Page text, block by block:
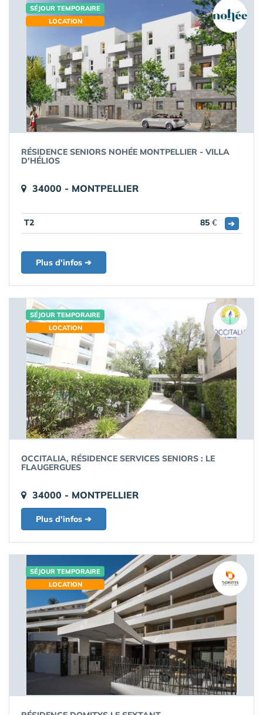
SÉJOUR TEMPORAIRE
LOCATION
RÉSIDENCE SENIORS NOHÉE MONTPELLIER - VILLA
D'HÉLIOS
34000 - MONTPELLIER
T2 85 € ➔
Plus d'infos ➔
SÉJOUR TEMPORAIRE
LOCATION
OCCITALIA, RÉSIDENCE SERVICES SENIORS : LE
FLAUGERGUES
34000 - MONTPELLIER
Plus d'infos ➔
SÉJOUR TEMPORAIRE
LOCATION